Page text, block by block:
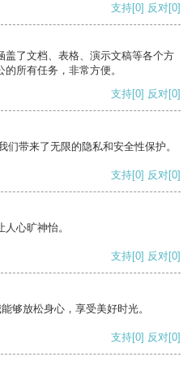
支持[0] 反对[0]
盖了文档、表格、演示文稿等各个方
所有任务，非常方便。
支持[0] 反对[0]
带来了无限的隐私和安全性保护。
支持[0] 反对[0]
心旷神怡。
支持[0] 反对[0]
够放松身心，享受美好时光。
支持[0] 反对[0]